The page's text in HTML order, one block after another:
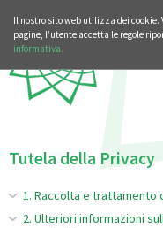
Il nostro sito web utilizza dei cookie.
pagine, l’utente accetta le regole
informativa.
Tutela della Privacy
1. Raccolta e trattamento
2. Ulteriori informazioni